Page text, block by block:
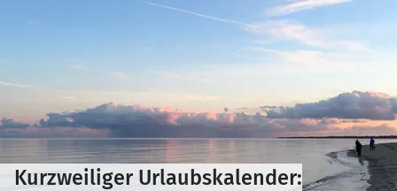
Kurzweiliger Urlaubskalender: